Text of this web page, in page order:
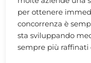
per ottenere
concorrenza è
sta sviluppando
sempre più